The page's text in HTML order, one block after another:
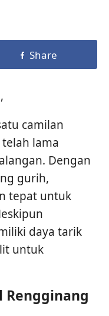
Share
camilan
lama
Dengan
gurih,
tepat untuk
daya tarik
untuk
Rengginang